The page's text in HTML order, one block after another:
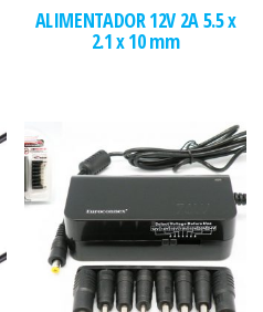
ALIMENTADOR 12V 2A 5.5 x
2.1 x 10 mm